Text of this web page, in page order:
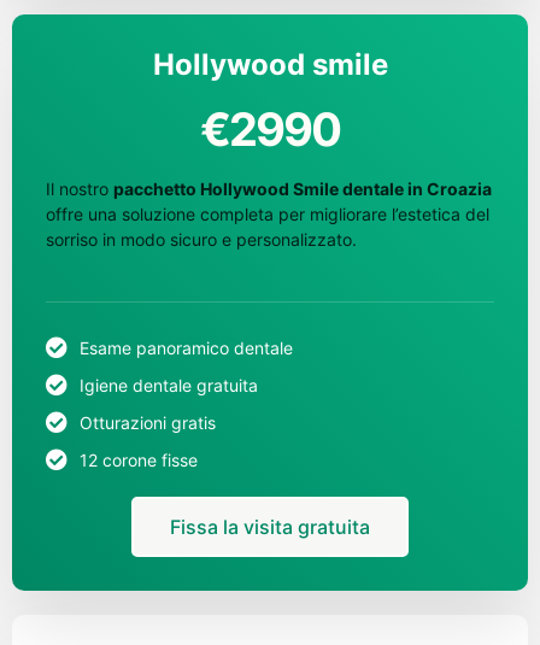
Hollywood smile
€2990
Il nostro pacchetto Hollywood Smile dentale in Croazia
offre una soluzione completa per migliorare l’estetica del
sorriso in modo sicuro e personalizzato.
Esame panoramico dentale
Igiene dentale gratuita
Otturazioni gratis
12 corone fisse
Fissa la visita gratuita